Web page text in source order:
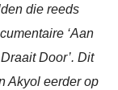
die reeds
‘Aan
Door’. Dit
Akyol eerder op